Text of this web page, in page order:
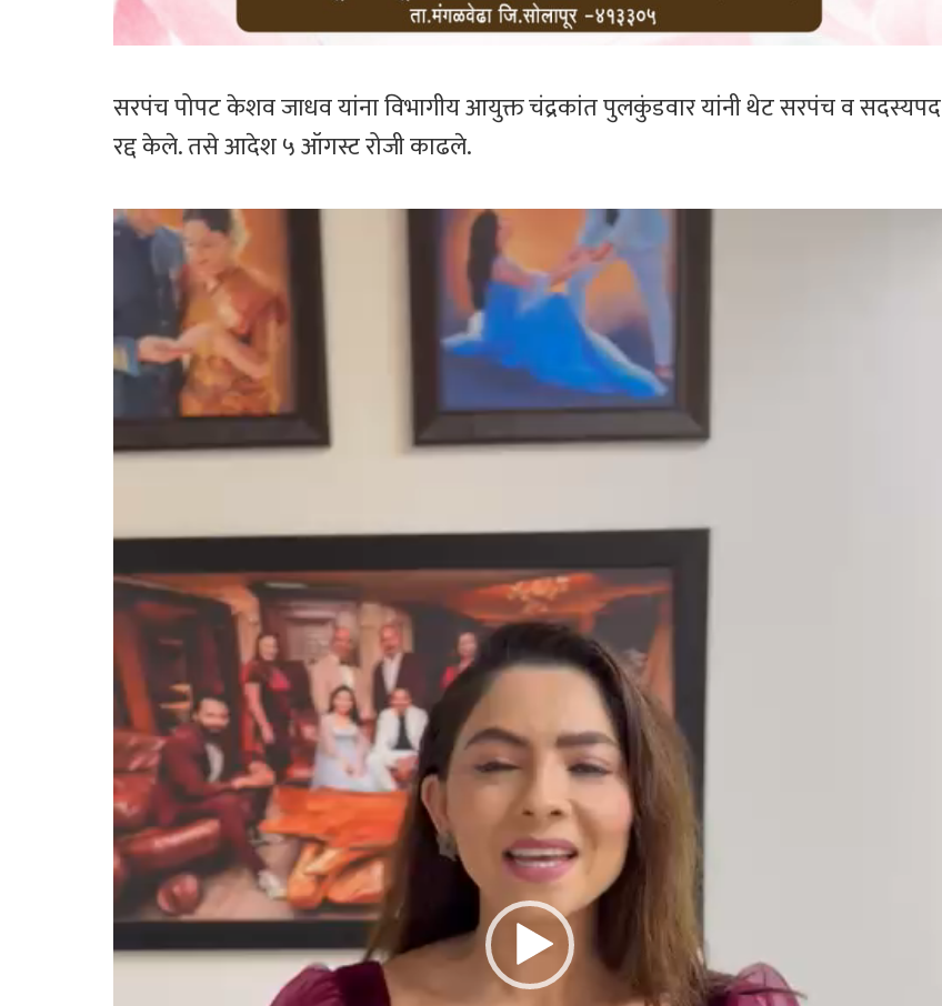
सरपंच पोपट केशव जाधव यांना विभागीय आयुक्त चंद्रकांत पुलकुंडवार यांनी थेट सरपंच व सदस्यपद
रद्द केले. तसे आदेश ५ ऑगस्ट रोजी काढले.
Video